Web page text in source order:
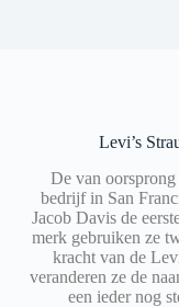
Levi’s
De van
bedrijf in San
Jacob Davis de
merk gebruiken ze
kracht van de
veranderen ze de
een ieder nog